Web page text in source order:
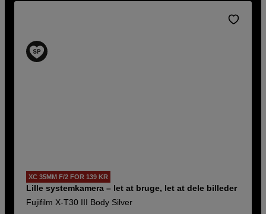
XC 35MM F/2 FOR 139 KR
Lille systemkamera – let at bruge, let at dele billeder
Fujifilm X-T30 III Body Silver